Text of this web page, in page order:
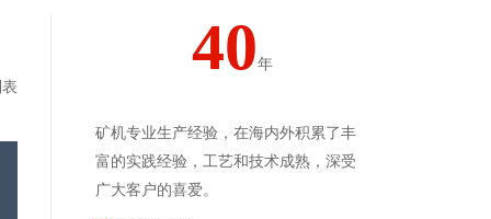
40年
矿机专业生产经验，在海内外积累了丰
富的实践经验，工艺和技术成熟，深受
广大客户的喜爱。